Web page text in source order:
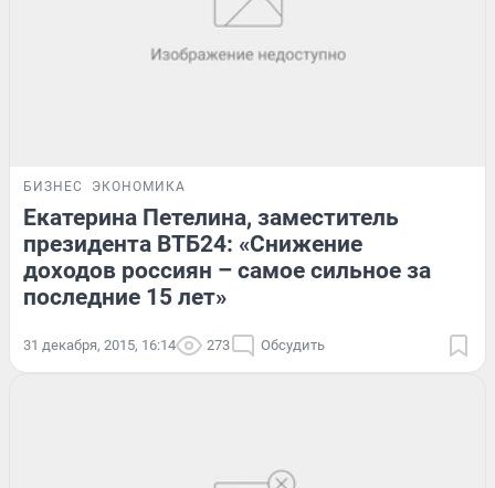
БИЗНЕС ЭКОНОМИКА
Екатерина Петелина, заместитель
президента ВТБ24: «Снижение
доходов россиян – самое сильное за
последние 15 лет»
31 декабря, 2015, 16:14 273 Обсудить